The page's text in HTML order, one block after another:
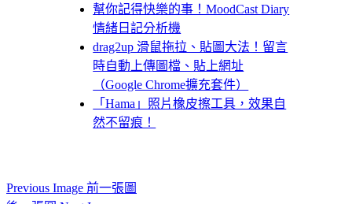
幫你記得快樂的事！MoodCast Diary
情緒日記分析機
drag2up 滑鼠拖拉、貼圖大法！留言
時自動上傳圖檔、貼上網址
（Google Chrome擴充套件）
「Hama」照片橡皮擦工具，效果自
然不留痕！
Previous Image 前一張圖